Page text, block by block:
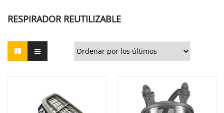
RESPIRADOR REUTILIZABLE